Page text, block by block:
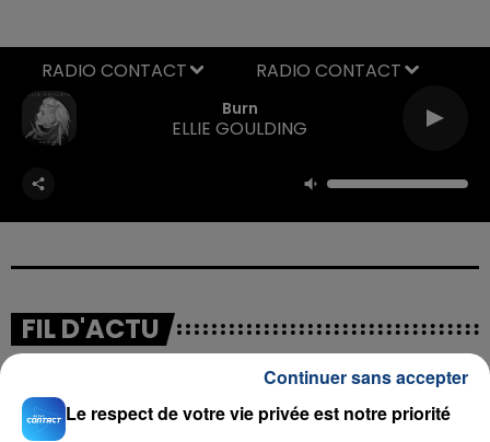
Burn
ELLIE GOULDING
RADIO CONTACT
FIL D'ACTU
Le respect de votre vie privée est notre priorité
Continuer sans accepter